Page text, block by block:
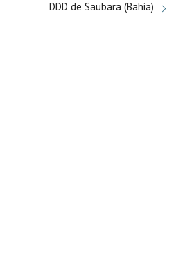
DDD de Saubara (Bahia)